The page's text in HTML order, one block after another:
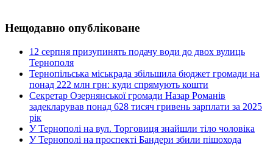
Нещодавно опубліковане
12 серпня призупинять подачу води до двох вулиць
Тернополя
Тернопільська міськрада збільшила бюджет громади на
понад 222 млн грн: куди спрямують кошти
Секретар Озернянської громади Назар Романів
задекларував понад 628 тисяч гривень зарплати за 2025
рік
У Тернополі на вул. Торговиця знайшли тіло чоловіка
У Тернополі на проспекті Бандери збили пішохода